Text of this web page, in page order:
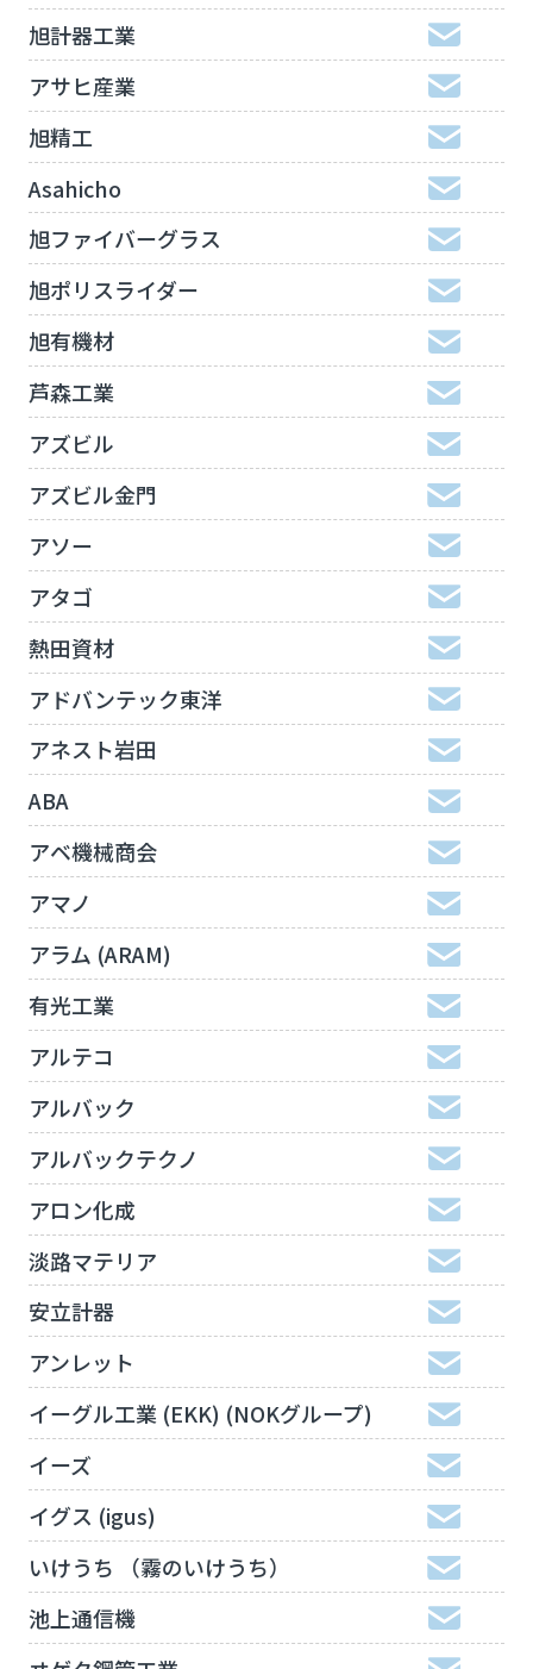
旭計器工業
アサヒ産業
旭精工
Asahicho
旭ファイバーグラス
旭ポリスライダー
旭有機材
芦森工業
アズビル
アズビル金門
アソー
アタゴ
熱田資材
アドバンテック東洋
アネスト岩田
ABA
アベ機械商会
アマノ
アラム (ARAM)
有光工業
アルテコ
アルバック
アルバックテクノ
アロン化成
淡路マテリア
安立計器
アンレット
イーグル工業 (EKK) (NOKグループ)
イーズ
イグス (igus)
いけうち （霧のいけうち）
池上通信機